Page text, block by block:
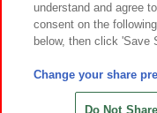
understand and agree
consent on the
below, then click 'Save
Change your share
Do Not